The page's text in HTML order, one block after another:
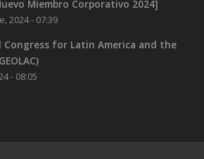
Miembro Corporativo 2024]
2024 - 07:39
Congress for Latin America and the
- 08:05